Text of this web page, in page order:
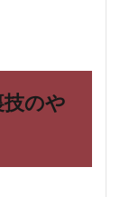
のや